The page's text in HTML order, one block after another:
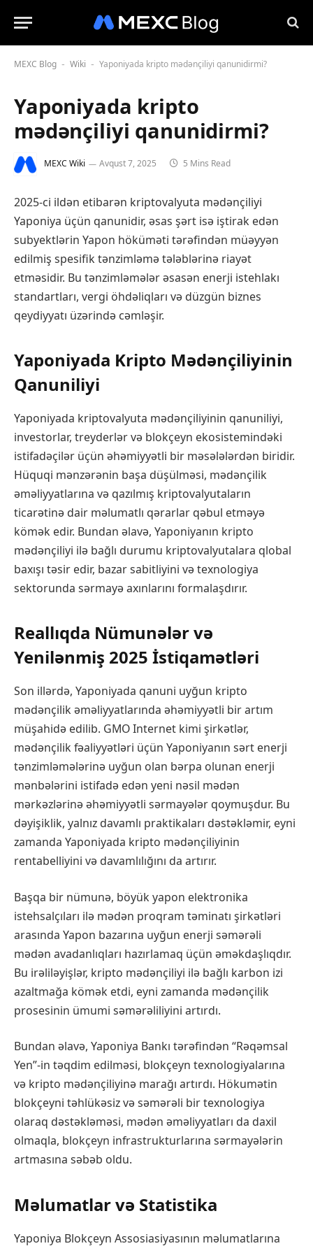
MEXC Blog - Wiki - Yaponiyada kripto mədənçiliyi qanunidirmi?
Yaponiyada kripto
mədənçiliyi qanunidirmi?
MEXC Wiki Avqust 7, 2025 5 Mins Read
2025-ci ildən etibarən kriptovalyuta mədənçiliyi
Yaponiya üçün qanunidir, əsas şərt isə iştirak edən
subyektlərin Yapon höküməti tərəfindən müəyyən
edilmiş spesifik tənzimləmə tələblərinə riayət
etməsidir. Bu tənzimləmələr əsasən enerji istehlakı
standartları, vergi öhdəliqları və düzgün biznes
qeydiyyatı üzərində cəmləşir.
Yaponiyada Kripto Mədənçiliyinin
Qanuniliyi
Yaponiyada kriptovalyuta mədənçiliyinin qanuniliyi,
investorlar, treyderlər və blokçeyn ekosistemindəki
istifadəçilər üçün əhəmiyyətli bir məsələlərdən biridir.
Hüquqi mənzərənin başa düşülməsi, mədənçilik
əməliyyatlarına və qazılmış kriptovalyutaların
ticarətinə dair məlumatlı qərarlar qəbul etməyə
kömək edir. Bundan əlavə, Yaponiyanın kripto
mədənçiliyi ilə bağlı durumu kriptovalyutalara qlobal
baxışı təsir edir, bazar sabitliyini və texnologiya
sektorunda sərmayə axınlarını formalaşdırır.
Reallıqda Nümunələr və
Yenilənmiş 2025 İstiqamətləri
Son illərdə, Yaponiyada qanuni uyğun kripto
mədənçilik əməliyyatlarında əhəmiyyətli bir artım
müşahidə edilib. GMO Internet kimi şirkətlər,
mədənçilik fəaliyyətləri üçün Yaponiyanın sərt enerji
tənzimləmələrinə uyğun olan bərpa olunan enerji
mənbələrini istifadə edən yeni nəsil mədən
mərkəzlərinə əhəmiyyətli sərmayələr qoymuşdur. Bu
dəyişiklik, yalnız davamlı praktikaları dəstəkləmir, eyni
zamanda Yaponiyada kripto mədənçiliyinin
rentabelliyini və davamlılığını da artırır.
Başqa bir nümunə, böyük yapon elektronika
istehsalçıları ilə mədən proqram təminatı şirkətləri
arasında Yapon bazarına uyğun enerji səmərəli
mədən avadanlıqları hazırlamaq üçün əməkdaşlıqdır.
Bu irəliləyişlər, kripto mədənçiliyi ilə bağlı karbon izi
azaltmağa kömək etdi, eyni zamanda mədənçilik
prosesinin ümumi səmərəliliyini artırdı.
Bundan əlavə, Yaponiya Bankı tərəfindən “Rəqəmsal
Yen”-in təqdim edilməsi, blokçeyn texnologiyalarına
və kripto mədənçiliyinə marağı artırdı. Hökumətin
blokçeyni təhlükəsiz və səmərəli bir texnologiya
olaraq dəstəkləməsi, mədən əməliyyatları da daxil
olmaqla, blokçeyn infrastrukturlarına sərmayələrin
artmasına səbəb oldu.
Məlumatlar və Statistika
Yaponiya Blokçeyn Assosiasiyasının məlumatlarına